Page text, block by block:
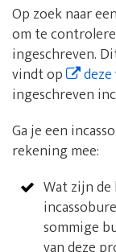
Op zoek naar
om te
ingeschreven.
vindt op
ingeschreven
Ga je een
rekening mee:
Wat zijn de
sommige